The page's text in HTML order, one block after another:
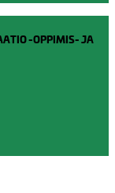
-OPPIMIS- JA